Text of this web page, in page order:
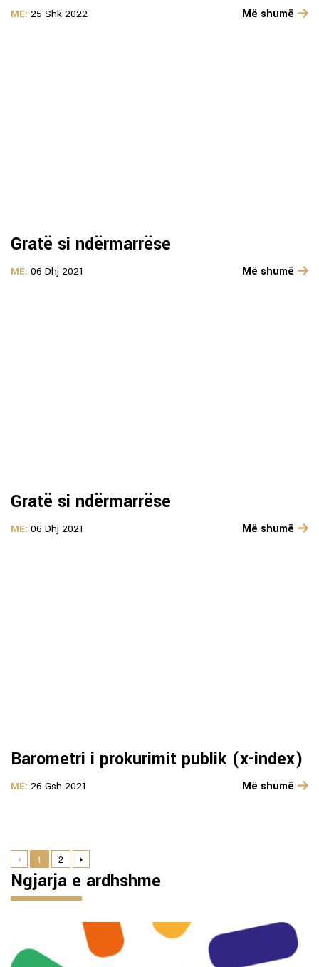
ME: 25 Shk 2022 Më shumë
Gratë si ndërmarrëse
ME: 06 Dhj 2021 Më shumë
Gratë si ndërmarrëse
ME: 06 Dhj 2021 Më shumë
Barometri i prokurimit publik (x-index)
ME: 26 Gsh 2021 Më shumë
1 2
Ngjarja e ardhshme